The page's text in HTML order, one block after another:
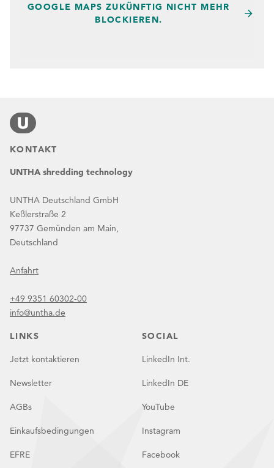
GOOGLE MAPS ZUKÜNFTIG NICHT MEHR
BLOCKIEREN.
KONTAKT
UNTHA shredding technology
UNTHA Deutschland GmbH
Keßlerstraße 2
97737 Gemünden am Main,
Deutschland
Anfahrt
+49 9351 60302-00
info@untha.de
LINKS
Jetzt kontaktieren
Newsletter
AGBs
Einkaufsbedingungen
EFRE
SOCIAL
LinkedIn Int.
LinkedIn DE
YouTube
Instagram
Facebook